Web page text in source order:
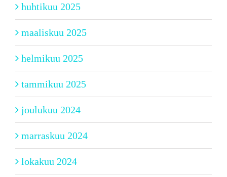
huhtikuu 2025
maaliskuu 2025
helmikuu 2025
tammikuu 2025
joulukuu 2024
marraskuu 2024
lokakuu 2024